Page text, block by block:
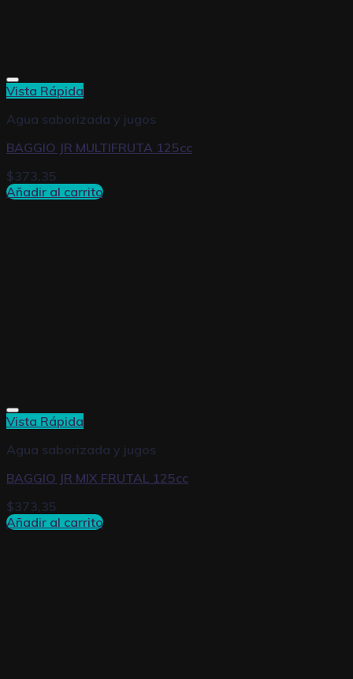
Vista Rápida
Agua saborizada y jugos
BAGGIO JR MULTIFRUTA 125cc
$373,35
Añadir al carrito
Vista Rápida
Agua saborizada y jugos
BAGGIO JR MIX FRUTAL 125cc
$373,35
Añadir al carrito